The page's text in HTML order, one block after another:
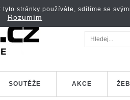
SOUTĚŽE AKCE
stránky používáte, sdílíme se
Rozumím